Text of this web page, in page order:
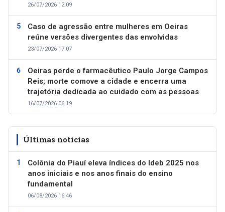
26/07/2026 12:09
Caso de agressão entre mulheres em Oeiras
reúne versões divergentes das envolvidas
23/07/2026 17:07
Oeiras perde o farmacêutico Paulo Jorge Campos
Reis; morte comove a cidade e encerra uma
trajetória dedicada ao cuidado com as pessoas
16/07/2026 06:19
Últimas notícias
Colônia do Piauí eleva índices do Ideb 2025 nos
anos iniciais e nos anos finais do ensino
fundamental
06/08/2026 16:46